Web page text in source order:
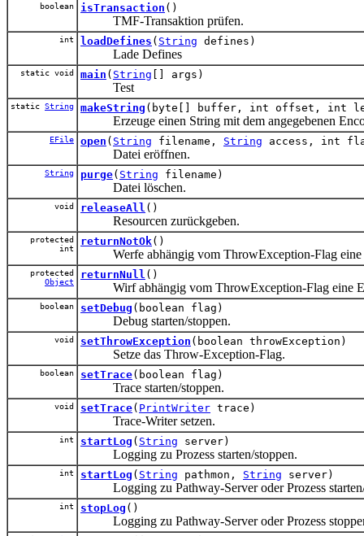
boolean isTransaction ()
TMF-Transaktion prüfen.
int loadDefines ( String defines)
Lade Defines
static void main ( String [] args)
Test
static String makeString (byte[] buffer, int offset, int
Erzeuge einen String mit dem angegebenen
EFile open ( String filename, String access, int
Datei eröffnen.
String purge( String filename)
Datei löschen.
void releaseAll ()
Resourcen zurückgeben.
protected
int
returnNotOk()
Werfe abhängig vom ThrowException-Flag eine
protected
Object
returnNull ()
Wirf abhängig vom ThrowException-Flag eine
boolean setDebug (boolean flag)
Debug starten/stoppen.
void setThrowException (boolean throwException)
Setze das Throw-Exception-Flag.
boolean setTrace(boolean flag)
Trace starten/stoppen.
void setTrace( PrintWriter trace)
Trace-Writer setzen.
int startLog ( String server)
Logging zu Prozess starten/stoppen.
int startLog ( String pathmon, String server)
Logging zu Pathway-Server oder Prozess
int stopLog ()
Logging zu Pathway-Server oder Prozess